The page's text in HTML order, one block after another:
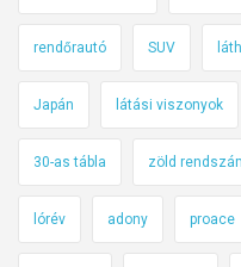
rendőrautó SUV
Japán látási viszonyok
30-as tábla zöld
lórév adony proace